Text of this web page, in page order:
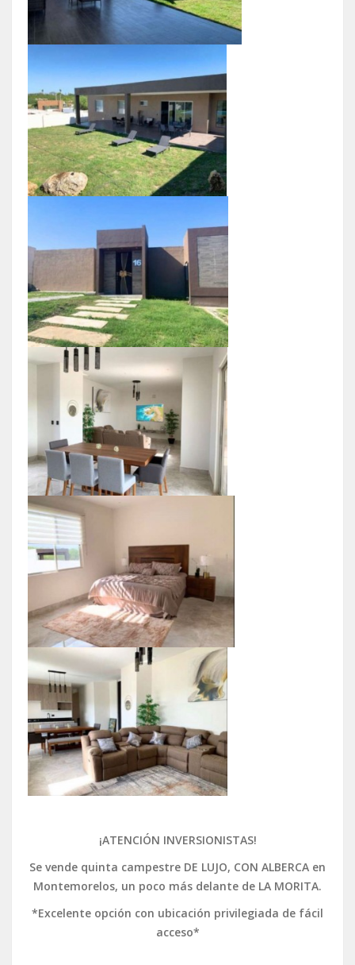
¡ATENCIÓN INVERSIONISTAS!
Se vende quinta campestre DE LUJO, CON ALBERCA en
Montemorelos, un poco más delante de LA MORITA.
*Excelente opción con ubicación privilegiada de fácil
acceso*